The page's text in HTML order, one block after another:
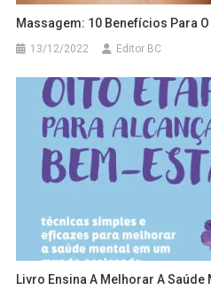
Massagem: 10 Benefícios Para
13/12/2022 Editor BC
Livro Ensina A Melhorar A